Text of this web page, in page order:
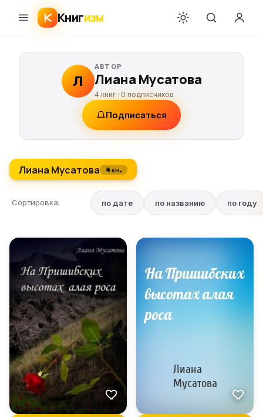
Книгизм
Л
АВТОР
Лиана Мусатова
4 книг · 0 подписчиков
Подписаться
Лиана Мусатова 4 кн.
Сортировка: по дате по названию по году